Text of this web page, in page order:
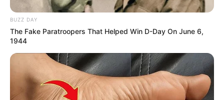
BUZZ DAY
The Fake Paratroopers That Helped Win D-Day On June 6,
1944